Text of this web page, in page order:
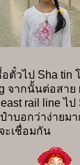
ตั๋วไป Sha tin
จากนั้นต่อสาย
rail line ไป
บอกว่าง่ายมา
ะเชื่อมกัน